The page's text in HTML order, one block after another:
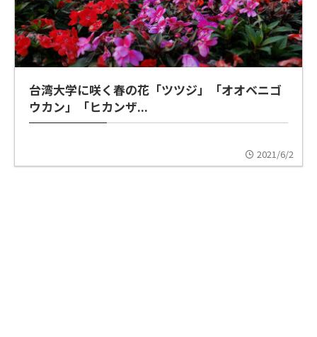
台湾大学に咲く春の花「ツツジ」「オオベニゴ
ウカン」「ヒカンザ...
2021/6/2